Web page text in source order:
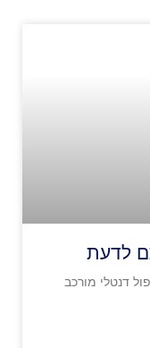
לדעת
דנטלי מורכב